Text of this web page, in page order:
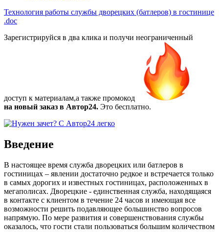
Технология работы службы дворецких (батлеров) в гостинице
.doc
Зарегистрируйся в два клика и получи неограниченный
доступ к материалам,а также промокод
на новый заказ в Автор24. Это бесплатно.
Введение
В настоящее время служба дворецких или батлеров в
гостиницах – явлении достаточно редкое и встречается только
в самых дорогих и известных гостиницах, расположенных в
мегаполисах. Дворецкие - единственная служба, находящаяся
в контакте с клиентом в течение 24 часов и имеющая все
возможности решить подавляющее большинство вопросов
напрямую. По мере развития и совершенствования службы
оказалось, что гости стали пользоваться большим количеством